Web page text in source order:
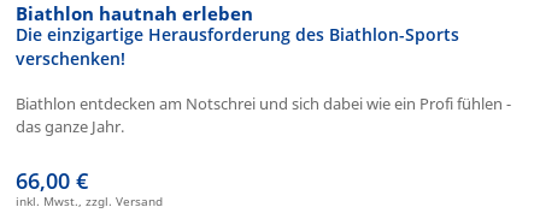
Biathlon hautnah erleben
Die einzigartige Herausforderung des Biathlon-Sports
verschenken!
Biathlon entdecken am Notschrei und sich dabei wie ein Profi fühlen -
das ganze Jahr.
66,00 €
inkl. Mwst., zzgl. Versand